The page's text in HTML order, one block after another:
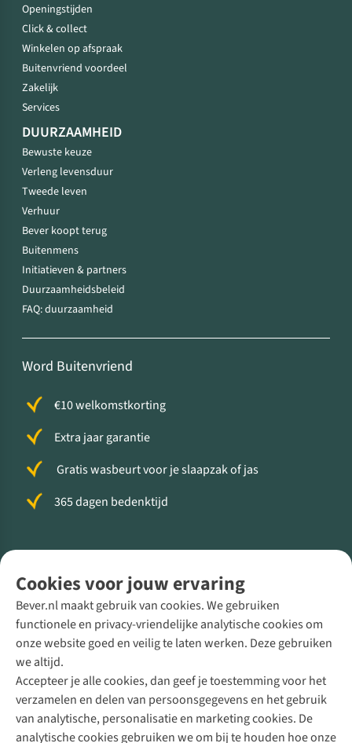
Cookies voor jouw ervaring
Bever.nl maakt gebruik van cookies. We gebruiken
functionele en privacy-vriendelijke analytische cookies om
onze website goed en veilig te laten werken. Deze gebruiken
we altijd.
Accepteer je alle cookies, dan geef je toestemming voor het
verzamelen en delen van persoonsgegevens en het gebruik
van analytische, personalisatie en marketing cookies. De
analytische cookies gebruiken we om bij te houden hoe onze
Openingstijden
Click & collect
Winkelen op afspraak
Buitenvriend voordeel
Zakelijk
Services
DUURZAAMHEID
Bewuste keuze
Verleng levensduur
Tweede leven
Verhuur
Bever koopt terug
Buitenmens
Initiatieven & partners
Duurzaamheidsbeleid
FAQ: duurzaamheid
Word Buitenvriend
€10 welkomstkorting
Extra jaar garantie
Gratis wasbeurt voor je slaapzak of jas
365 dagen bedenktijd
Direct advies van een Buitenexpert
+31 (0)85 888 50 88
+31 6 12 28 49 80
Contactformulier